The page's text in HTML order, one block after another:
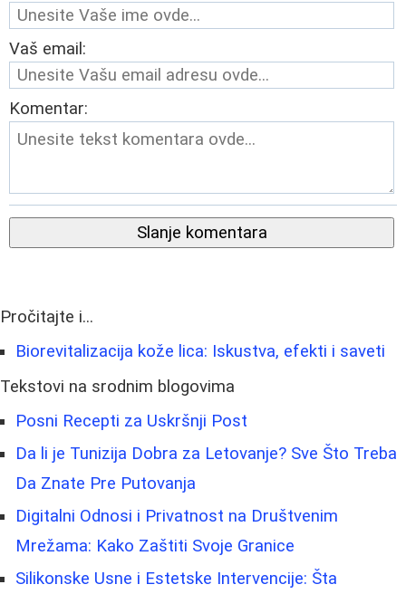
Vaš email:
Komentar:
Slanje komentara
Pročitajte i...
Biorevitalizacija kože lica: Iskustva, efekti i saveti
Tekstovi na srodnim blogovima
Posni Recepti za Uskršnji Post
Da li je Tunizija Dobra za Letovanje? Sve Što Treba
Da Znate Pre Putovanja
Digitalni Odnosi i Privatnost na Društvenim
Mrežama: Kako Zaštiti Svoje Granice
Silikonske Usne i Estetske Intervencije: Šta